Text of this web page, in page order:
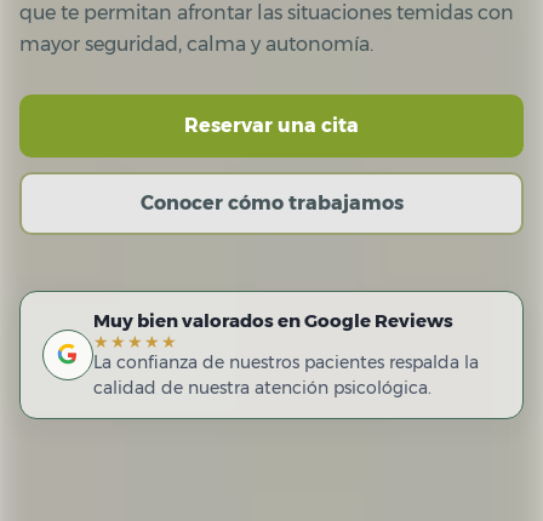
que te permitan afrontar las situaciones temidas con
mayor seguridad, calma y autonomía.
Reservar una cita
Conocer cómo trabajamos
Muy bien valorados en Google Reviews
★★★★★
La confianza de nuestros pacientes respalda la
calidad de nuestra atención psicológica.